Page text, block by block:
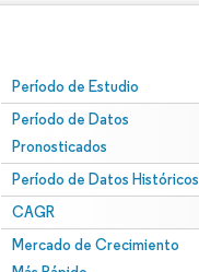
Período de Estudio
Período de Datos
Pronosticados
Período de Datos Históricos
CAGR
Mercado de Crecimiento